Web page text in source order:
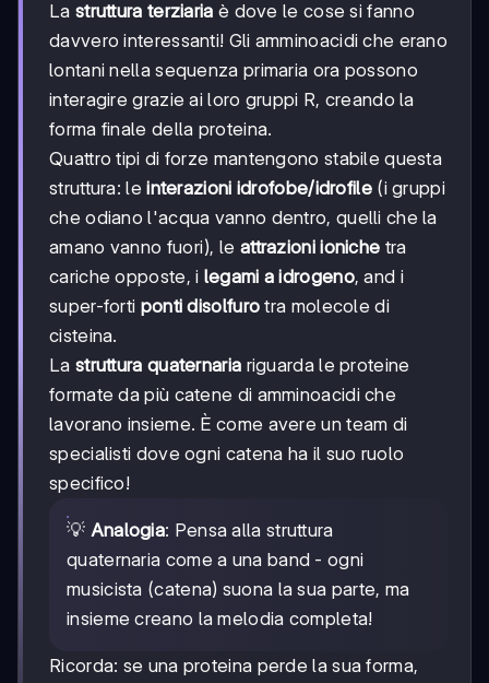
La struttura terziaria è dove le cose si fanno
davvero interessanti! Gli amminoacidi che erano
lontani nella sequenza primaria ora possono
interagire grazie ai loro gruppi R, creando la
forma finale della proteina.
Quattro tipi di forze mantengono stabile questa
struttura: leinterazioni idrofobe/idrofile(i gruppi
che odiano l'acqua vanno dentro, quelli che la
amano vanno fuori), le attrazioni ioniche tra
cariche opposte, i legami a idrogeno, and i
super-forti ponti disolfuro tra molecole di
cisteina.
La struttura quaternaria riguarda le proteine
formate da più catene di amminoacidi che
lavorano insieme. È come avere un team di
specialisti dove ogni catena ha il suo ruolo
specifico!
💡 Analogia: Pensa alla struttura
quaternaria come a una band - ogni
musicista (catena) suona la sua parte, ma
insieme creano la melodia completa!
Ricorda: se una proteina perde la sua forma,